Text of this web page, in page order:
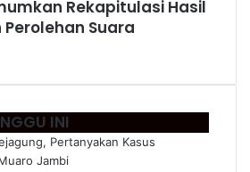
Rekapitulasi Hasil
Suara
INI